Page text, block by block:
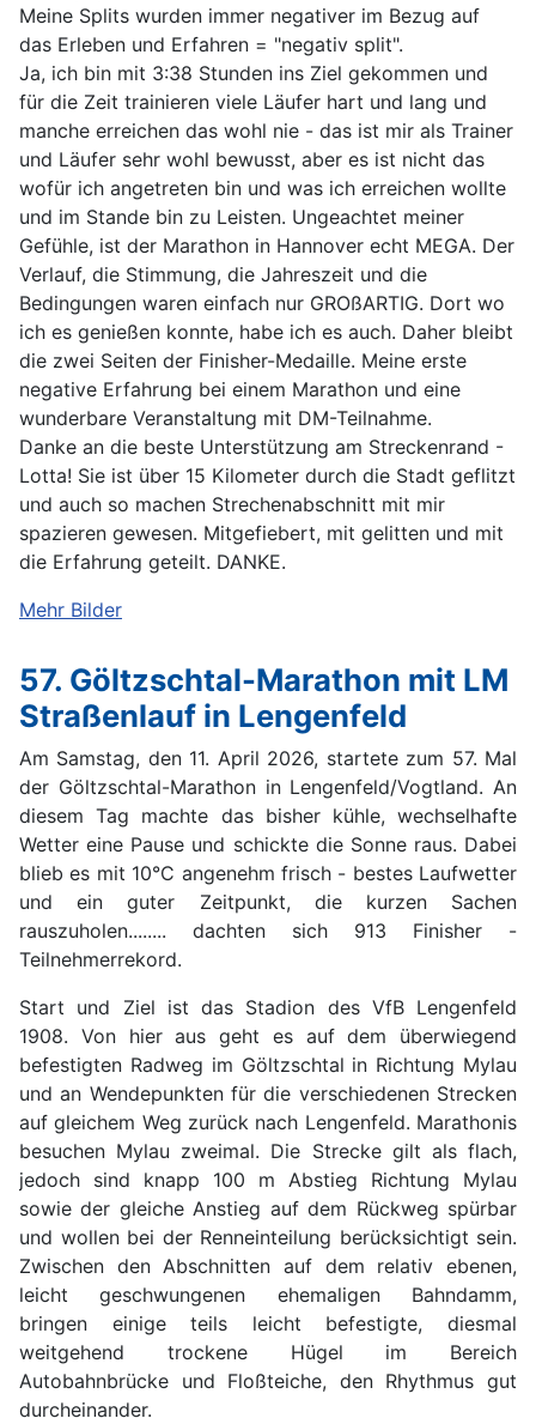
Meine Splits wurden immer negativer im Bezug auf
das Erleben und Erfahren = "negativ split".
Ja, ich bin mit 3:38 Stunden ins Ziel gekommen und
für die Zeit trainieren viele Läufer hart und lang und
manche erreichen das wohl nie - das ist mir als Trainer
und Läufer sehr wohl bewusst, aber es ist nicht das
wofür ich angetreten bin und was ich erreichen wollte
und im Stande bin zu Leisten. Ungeachtet meiner
Gefühle, ist der Marathon in Hannover echt MEGA. Der
Verlauf, die Stimmung, die Jahreszeit und die
Bedingungen waren einfach nur GROßARTIG. Dort wo
ich es genießen konnte, habe ich es auch. Daher bleibt
die zwei Seiten der Finisher-Medaille. Meine erste
negative Erfahrung bei einem Marathon und eine
wunderbare Veranstaltung mit DM-Teilnahme.
Danke an die beste Unterstützung am Streckenrand -
Lotta! Sie ist über 15 Kilometer durch die Stadt geflitzt
und auch so machen Strechenabschnitt mit mir
spazieren gewesen. Mitgefiebert, mit gelitten und mit
die Erfahrung geteilt. DANKE.
Mehr Bilder
57. Göltzschtal-Marathon mit LM
Straßenlauf in Lengenfeld
Am Samstag, den 11. April 2026, startete zum 57. Mal
der Göltzschtal-Marathon in Lengenfeld/Vogtland. An
diesem Tag machte das bisher kühle, wechselhafte
Wetter eine Pause und schickte die Sonne raus. Dabei
blieb es mit 10°C angenehm frisch - bestes Laufwetter
und ein guter Zeitpunkt, die kurzen Sachen
rauszuholen........ dachten sich 913 Finisher -
Teilnehmerrekord.
Start und Ziel ist das Stadion des VfB Lengenfeld
1908. Von hier aus geht es auf dem überwiegend
befestigten Radweg im Göltzschtal in Richtung Mylau
und an Wendepunkten für die verschiedenen Strecken
auf gleichem Weg zurück nach Lengenfeld. Marathonis
besuchen Mylau zweimal. Die Strecke gilt als flach,
jedoch sind knapp 100 m Abstieg Richtung Mylau
sowie der gleiche Anstieg auf dem Rückweg spürbar
und wollen bei der Renneinteilung berücksichtigt sein.
Zwischen den Abschnitten auf dem relativ ebenen,
leicht geschwungenen ehemaligen Bahndamm,
bringen einige teils leicht befestigte, diesmal
weitgehend trockene Hügel im Bereich
Autobahnbrücke und Floßteiche, den Rhythmus gut
durcheinander.